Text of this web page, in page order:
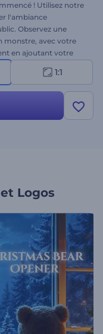
! Utilisez notre
l'ambiance
Observez une
monstre, avec votre
en ajoutant votre
Idéal pour les
effrayantes, les
1:1
Logos